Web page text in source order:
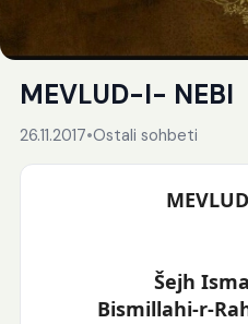
MEVLUD-I- NEBI
26.11.2017•Ostali sohbeti
Šejh
Bismillahi-r-